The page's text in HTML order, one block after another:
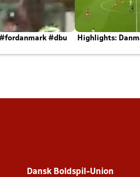
#fordanmark #dbu
Highlights:
Dansk Boldspil-Union